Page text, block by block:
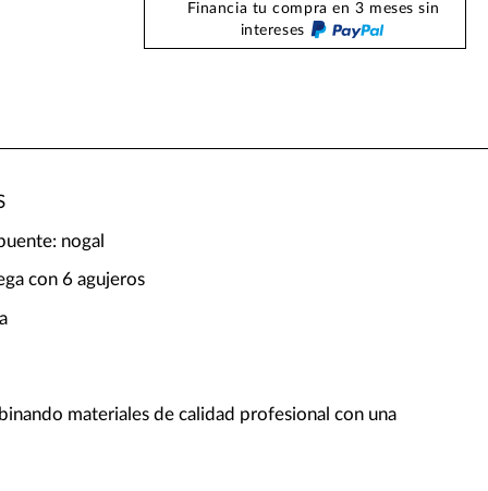
Financia tu compra en 3 meses sin
intereses
nogal
con 6 agujeros
materiales de calidad profesional con una